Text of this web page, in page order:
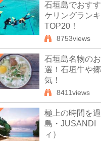
石垣島でおす
ケリングラン
TOP20！
8753views
石垣島名物の
選！石垣牛や
気！
8411views
極上の時間を
島・JUSANDI
ィ）